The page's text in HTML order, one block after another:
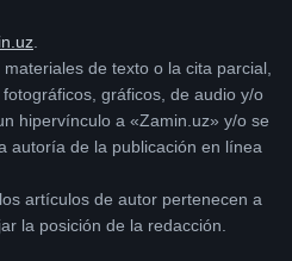
de texto o la cita parcial,
gráficos, de audio y/o
hipervínculo a «Zamin.uz» y/o se
autoría de la publicación en línea
artículos de autor pertenecen a
la posición de la redacción.